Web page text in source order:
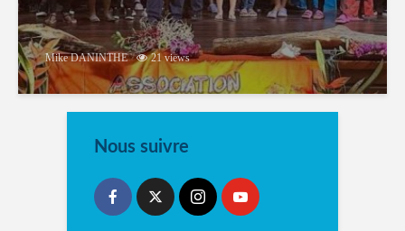
Mike DANINTHE 21 views
Nous suivre